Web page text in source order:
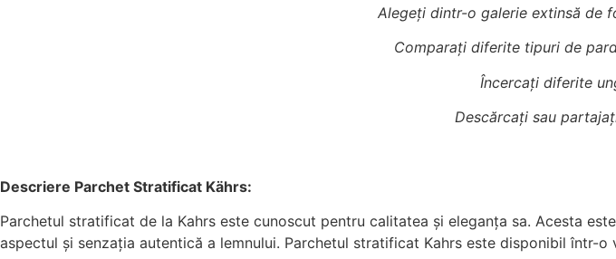
Alegeți dintr-o galerie extinsă de
Comparați diferite tipuri de
Încercați diferite
Descărcați sau
Descriere Parchet Stratificat Kährs:
Parchetul stratificat de la Kahrs este cunoscut pentru calitatea și eleganța sa. Acesta
aspectul și senzația autentică a lemnului. Parchetul stratificat Kahrs este disponibil